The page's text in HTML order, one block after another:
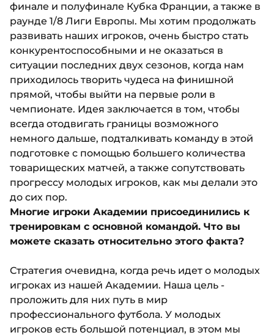
финале и полуфинале Кубка Франции, а также в
раунде 1/8 Лиги Европы. Мы хотим продолжать
развивать наших игроков, очень быстро стать
конкурентоспособными и не оказаться в
ситуации последних двух сезонов, когда нам
приходилось творить чудеса на финишной
прямой, чтобы выйти на первые роли в
чемпионате. Идея заключается в том, чтобы
всегда отодвигать границы возможного
немного дальше, подталкивать команду в этой
подготовке с помощью большего количества
товарищеских матчей, а также сопутствовать
прогрессу молодых игроков, как мы делали это
до сих пор.
Многие игроки Академии присоединились к
тренировкам с основной командой. Что вы
можете сказать относительно этого факта?
Стратегия очевидна, когда речь идет о молодых
игроках из нашей Академии. Наша цель -
проложить для них путь в мир
профессионального футбола. У молодых
игроков есть большой потенциал, в этом мы